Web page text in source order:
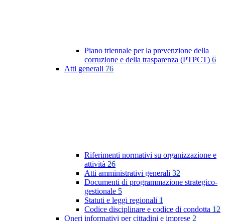
Piano triennale per la prevenzione della
corruzione e della trasparenza (PTPCT) 6
Atti generali 76
Riferimenti normativi su organizzazione e
attività 26
Atti amministrativi generali 32
Documenti di programmazione strategico-
gestionale 5
Statuti e leggi regionali 1
Codice disciplinare e codice di condotta 12
Oneri informativi per cittadini e imprese 2